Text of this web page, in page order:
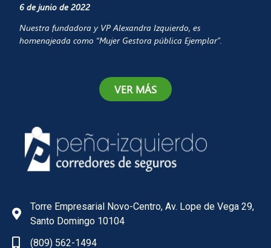
6 de junio de 2022
Nuestra fundadora y VP Alexandra Izquierdo, es
homenajeada como “Mujer Gestora pública Ejemplar”.
VER MÁS
Torre Empresarial Novo-Centro, Av. Lope de Vega 29,
Santo Domingo 10104
(809) 562-1494